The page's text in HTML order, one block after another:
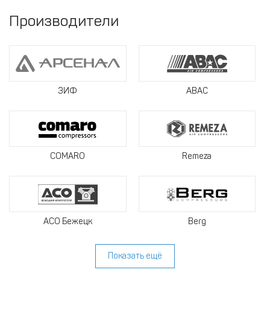
Производители
ЗИФ ABAC
COMARO Remeza
АСО Бежецк Berg
Показать ещё